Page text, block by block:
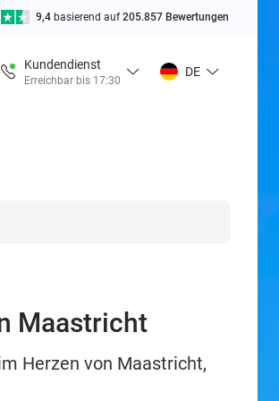
9,4 basierend auf205.857 Bewertungen
Kundendienst
Erreichbar bis 17:30
DE
Maastricht
Herzen von Maastricht,